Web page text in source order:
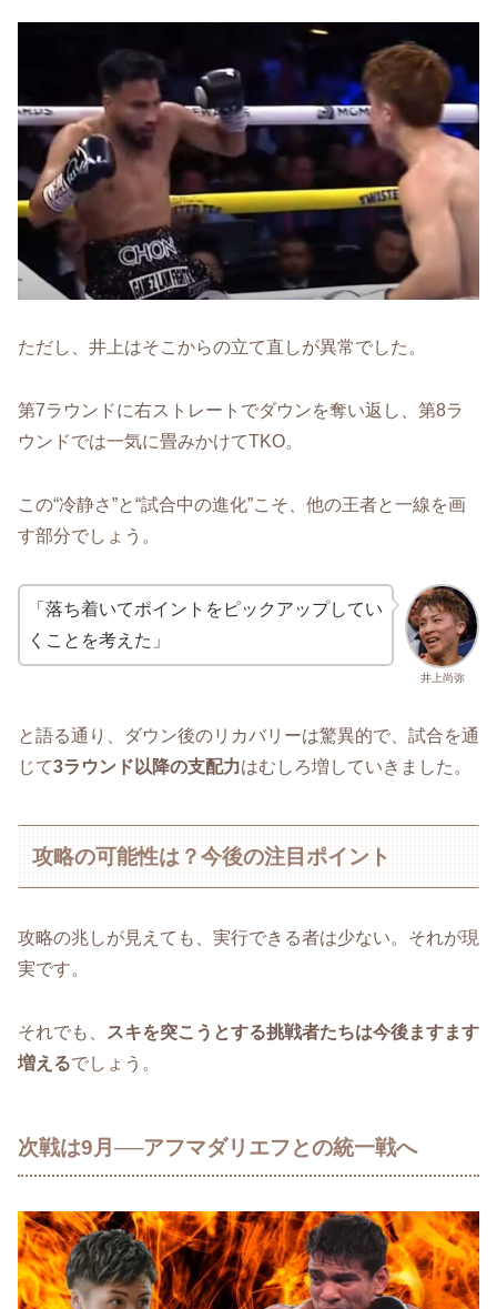
ただし、井上はそこからの立て直しが異常でした。
第7ラウンドに右ストレートでダウンを奪い返し、第8ラ
ウンドでは一気に畳みかけてTKO。
この“冷静さ”と“試合中の進化”こそ、他の王者と一線を画
す部分でしょう。
井上尚弥
「落ち着いてポイントをピックアップしてい
くことを考えた」
と語る通り、ダウン後のリカバリーは驚異的で、試合を通
じて3ラウンド以降の支配力はむしろ増していきました。
攻略の可能性は？今後の注目ポイント
攻略の兆しが見えても、実行できる者は少ない。それが現
実です。
それでも、
スキを突こうとする挑戦者たちは今後ますます
増えるでしょう。
次戦は9月──アフマダリエフとの統一戦へ